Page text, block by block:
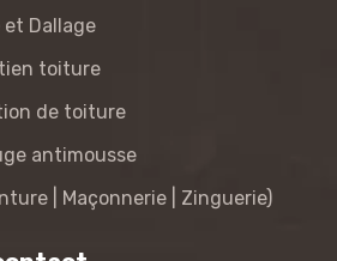
et Dallage
toiture
de toiture
antimousse
| Maçonnerie | Zinguerie)